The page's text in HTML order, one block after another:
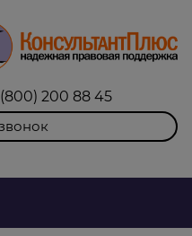
200 88 45